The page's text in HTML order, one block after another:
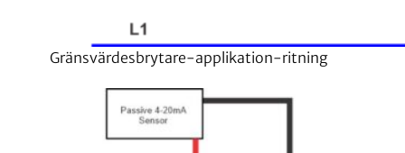
Gränsvärdesbrytare-applikation-ritning